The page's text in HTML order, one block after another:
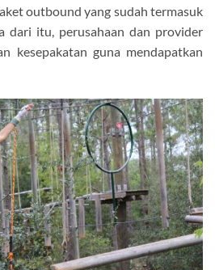
outbound yang sudah termasuk
dari itu, perusahaan dan provider
kesepakatan guna mendapatkan